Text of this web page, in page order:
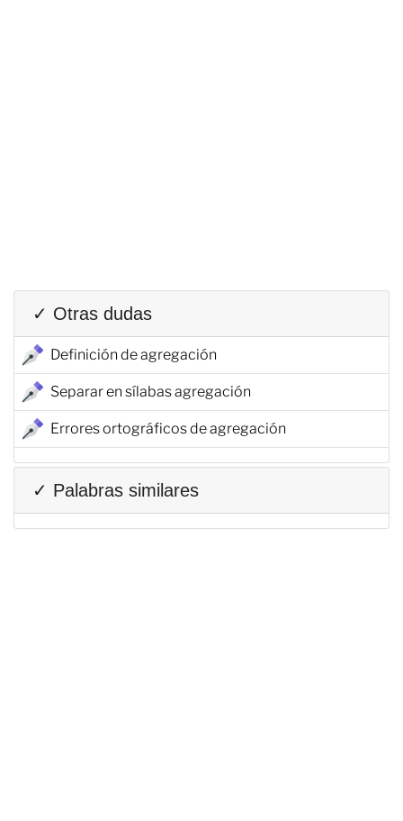
✓ Otras dudas
Definición de agregación
Separar en sílabas agregación
Errores ortográficos de agregación
✓ Palabras similares